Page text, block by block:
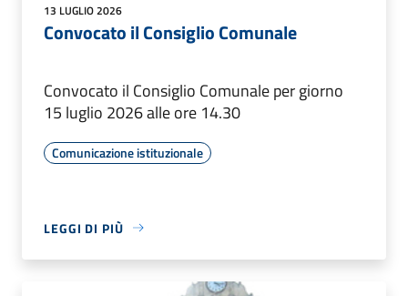
13 LUGLIO 2026
Convocato il Consiglio Comunale
Convocato il Consiglio Comunale per giorno
15 luglio 2026 alle ore 14.30
Comunicazione istituzionale
LEGGI DI PIÙ